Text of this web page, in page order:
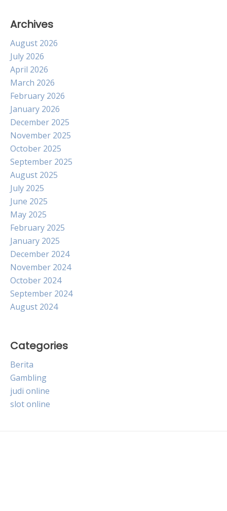
Archives
August 2026
July 2026
April 2026
March 2026
February 2026
January 2026
December 2025
November 2025
October 2025
September 2025
August 2025
July 2025
June 2025
May 2025
February 2025
January 2025
December 2024
November 2024
October 2024
September 2024
August 2024
Categories
Berita
Gambling
judi online
slot online